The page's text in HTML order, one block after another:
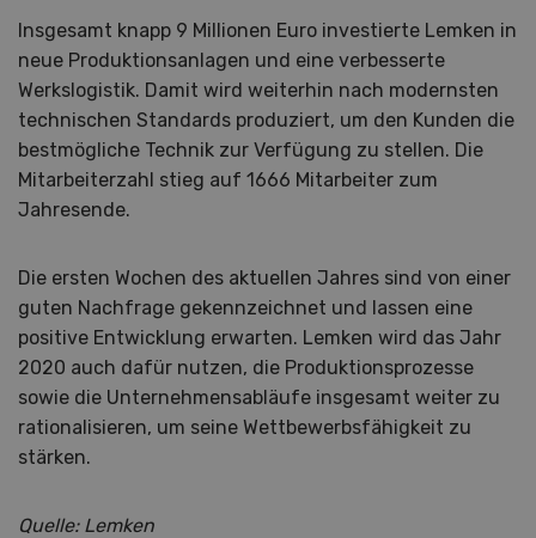
Insgesamt knapp 9 Millionen Euro investierte Lemken in
neue Produktionsanlagen und eine verbesserte
Werkslogistik. Damit wird weiterhin nach modernsten
technischen Standards produziert, um den Kunden die
bestmögliche Technik zur Verfügung zu stellen. Die
Mitarbeiterzahl stieg auf 1666 Mitarbeiter zum
Jahresende.
Die ersten Wochen des aktuellen Jahres sind von einer
guten Nachfrage gekennzeichnet und lassen eine
positive Entwicklung erwarten. Lemken wird das Jahr
2020 auch dafür nutzen, die Produktionsprozesse
sowie die Unternehmensabläufe insgesamt weiter zu
rationalisieren, um seine Wettbewerbsfähigkeit zu
stärken.
Quelle: Lemken